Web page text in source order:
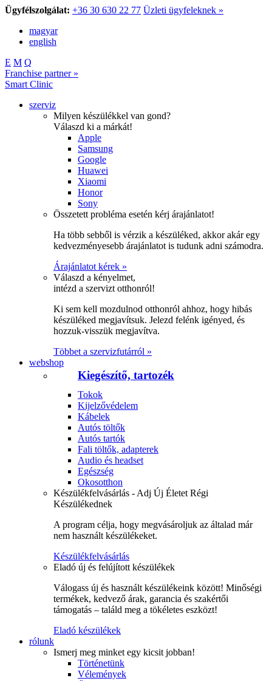
Ügyfélszolgálat: +36 30 630 22 77 Üzleti ügyfeleknek »
magyar
english
E M Q
Franchise partner »
Smart Clinic
szerviz
Milyen készülékkel van gond?
Válaszd ki a márkát!
Apple
Samsung
Google
Huawei
Xiaomi
Honor
Sony
Összetett probléma esetén kérj árajánlatot!
Ha több sebből is vérzik a készüléked, akkor akár egy
kedvezményesebb árajánlatot is tudunk adni számodra.
Árajánlatot kérek »
Válaszd a kényelmet,
intézd a szervizt otthonról!
Ki sem kell mozdulnod otthonról ahhoz, hogy hibás
készüléked megjavítsuk. Jelezd felénk igényed, és
hozzuk-visszük megjavítva.
Többet a szervizfutárról »
webshop
Kiegészítő, tartozék
Tokok
Kijelzővédelem
Kábelek
Autós töltők
Autós tartók
Fali töltők, adapterek
Audio és headset
Egészség
Okosotthon
Készülékfelvásárlás - Adj Új Életet Régi
Készülékednek
A program célja, hogy megvásároljuk az általad már
nem használt készülékeket.
Készülékfelvásárlás
Eladó új és felújított készülékek
Válogass új és használt készülékeink között! Minőségi
termékek, kedvező árak, garancia és szakértői
támogatás – találd meg a tökéletes eszközt!
Eladó készülékek
rólunk
Ismerj meg minket egy kicsit jobban!
Történetünk
Vélemények